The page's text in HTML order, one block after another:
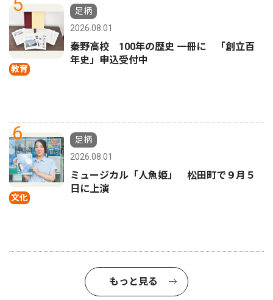
教育
足柄
2026.08.01
秦野高校 100年の歴史 一冊に 「創立百
年史」申込受付中
6
文化
足柄
2026.08.01
ミュージカル「人魚姫」 松田町で９月５
日に上演
もっと見る